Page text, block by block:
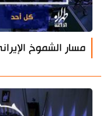
مسار الشموخ